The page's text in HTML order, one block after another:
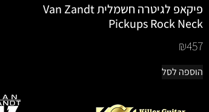
פיקאפ לגיטרה חשמלית Van Zandt
Pickups Rock Neck
₪457
הוספה לסל